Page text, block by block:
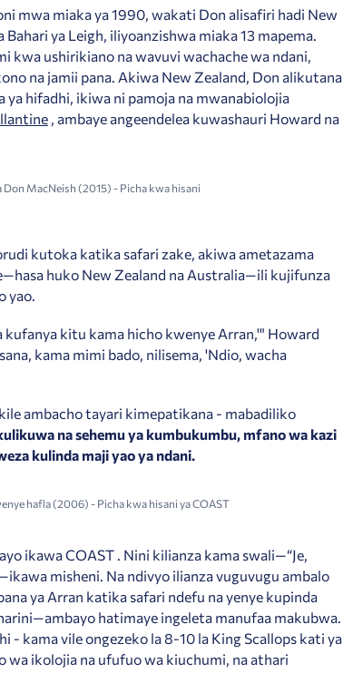
mwa miaka ya 1990, wakati Don alisafiri hadi New
ya Leigh, iliyoanzishwa miaka 13 mapema.
kwa ushirikiano na wavuvi wachache wa ndani,
na jamii pana. Akiwa New Zealand, Don alikutana
ya hifadhi, ikiwa ni pamoja na mwanabiolojia
, ambaye angeendelea kuwashauri Howard na
Don MacNeish (2015) - Picha kwa hisani
kutoka katika safari zake, akiwa ametazama
huko New Zealand na Australia—ili kujifunza
yao.
kitu kama hicho kwenye Arran,'" Howard
kama mimi bado, nilisema, 'Ndio, wacha
ambacho tayari kimepatikana - mabadiliko
na sehemu ya kumbukumbu, mfano wa kazi
kulinda maji yao ya ndani.
hafla (2006) - Picha kwa hisani ya COAST
ikawa COAST . Nini kilianza kama swali—“Je,
misheni. Na ndivyo ilianza vuguvugu ambalo
ya Arran katika safari ndefu na yenye kupinda
hatimaye ingeleta manufaa makubwa.
- kama vile ongezeko la 8-10 la King Scallops kati ya
wa ikolojia na ufufuo wa kiuchumi, na athari